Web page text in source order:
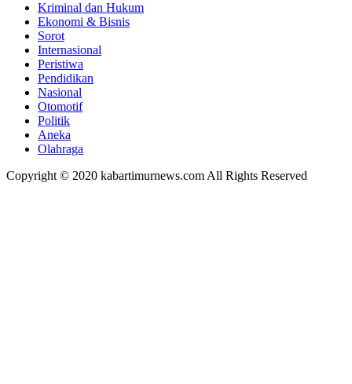
Kriminal dan Hukum
Ekonomi & Bisnis
Sorot
Internasional
Peristiwa
Pendidikan
Nasional
Otomotif
Politik
Aneka
Olahraga
Copyright © 2020 kabartimurnews.com All Rights Reserved